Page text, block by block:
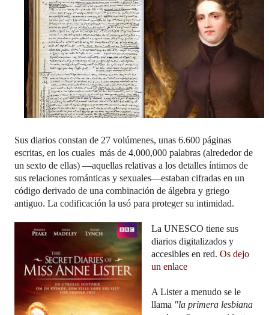
Sus diarios constan de 27 volúmenes, unas 6.600 páginas
escritas, en los cuales más de 4,000,000 palabras (alrededor de
un sexto de ellas) —aquellas relativas a los detalles íntimos de
sus relaciones románticas y sexuales—estaban cifradas en un
código derivado de una combinación de álgebra y griego
antiguo. La codificación la usó para proteger su intimidad.
La UNESCO tiene sus
diarios digitalizados y
accesibles en red. Os dejo
un enlace
A Lister a menudo se le
llama "la primera lesbiana